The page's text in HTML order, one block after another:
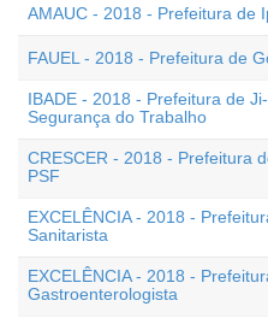
AMAUC - 2018 - Prefeitura de
FAUEL - 2018 - Prefeitura de
IBADE - 2018 - Prefeitura de
Segurança do Trabalho
CRESCER - 2018 - Prefeitura
PSF
EXCELÊNCIA - 2018 -
Sanitarista
EXCELÊNCIA - 2018 -
Gastroenterologista